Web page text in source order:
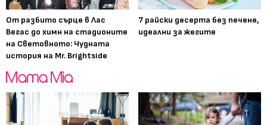
От разбито сърце в Лас
Вегас до химн на стадионите
на Световното: Чудната
история на Mr. Brightside
7 райски десерта без печене,
идеални за жегите